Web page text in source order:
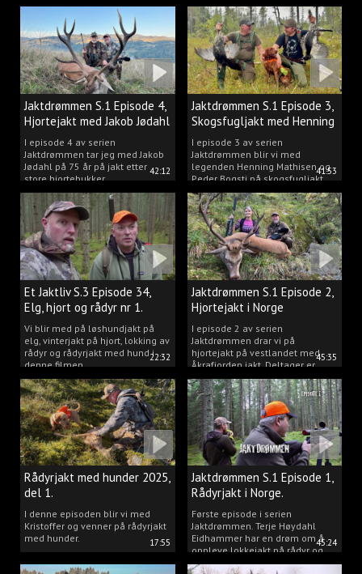
42:12
Jaktdrømmen S.1 Episode 4,
Hjortejakt med Jakob Jødahl
I episode 4 av serien
Jaktdrømmen tar jeg med Jakob
Jødahl på 75 år på jakt etter
store hjortebukker.
41:53
Jaktdrømmen S.1 Episode 3,
Skogsfugljakt med Henning
og Peder
I episode 3 av serien
Jaktdrømmen blir vi med
legenden Henning Mathisen og
Peder Bogsti på skogsfugljakt.
22:32
Et Jaktliv S.3 Episode 34,
Elg, hjort og rådyr nr 1.
2025
Vi blir med på løshundjakt på
elg, vinterjakt på hjort, lokking av
rådyr og rådyrjakt med hund i
denne filmen.
45:35
Jaktdrømmen S.1 Episode 2,
Hjortejakt i Norge
I episode 2 av serien
Jaktdrømmen drar vi på
hjortejakt på vestlandet med
Åkrafjorden jakt. Deltager er
Michelle Sofi Thomassen.
17:55
Rådyrjakt med hunder 2025,
del 1.
I denne episoden blir vi med
Kristoffer og venner på rådyrjakt
med hunder.
45:24
Jaktdrømmen S.1 Episode 1,
Rådyrjakt i Norge.
Første episode i serien
Jaktdrømmen. Terje Høydahl
Eidhammer har en drøm om å
oppleve lokkejakt på rådyr og
målet vårt er å gjøre den